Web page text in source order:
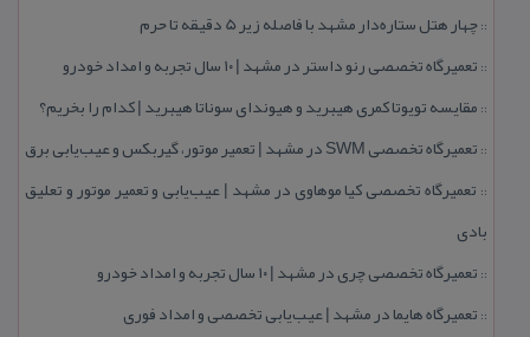
::چهار هتل‌ ستاره‌دار مشهد با فاصله زیر 5 دقیقه تا حرم
:: تعمیرگاه تخصصی رنو داستر در مشهد | ۱۰ سال تجربه و امداد خودرو
:: مقایسه تویوتا كمری هیبرید و هیوندای سوناتا هیبرید | كدام را بخریم؟
:: تعمیرگاه تخصصی SWM در مشهد | تعمیر موتور، گیربكس و عیب‌یابی برق
:: تعمیرگاه تخصصی كیا موهاوی در مشهد | عیب‌یابی و تعمیر موتور و تعلیق
بادی
:: تعمیرگاه تخصصی چری در مشهد | ۱۰ سال تجربه و امداد خودرو
:: تعمیرگاه هایما در مشهد | عیب‌یابی تخصصی و امداد فوری